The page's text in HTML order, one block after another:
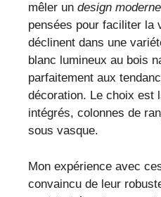
mêler un design moderne
pensées pour faciliter la
déclinent dans une
blanc lumineux au bois
parfaitement aux
décoration. Le choix est
intégrés, colonnes de
sous vasque.
Mon expérience avec
convaincu de leur